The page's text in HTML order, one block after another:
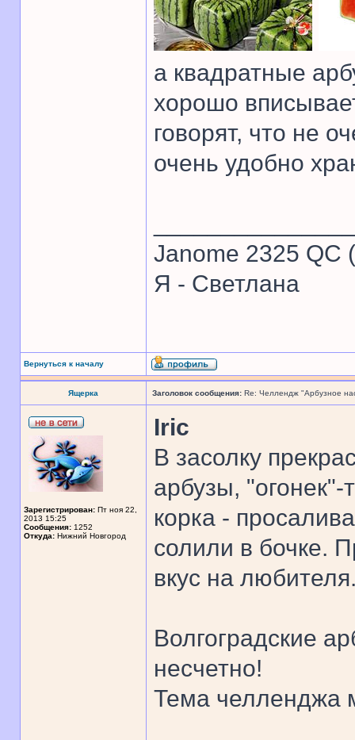
а квадратные
хорошо
говорят, что не
очень удобно
Janome 2325 QC
Я - Светлана
Вернуться к началу
Ящерка Заголовок сообщения: Re: Челлендж "Арбузное
Зарегистрирован: Пт ноя 22,
2013 15:25
Сообщения: 1252
Откуда: Нижний Новгород
Iric
В засолку
арбузы, "огонек"-
корка -
солили в бочке.
вкус на
Волгоградские
несчетно!
Тема челленджа